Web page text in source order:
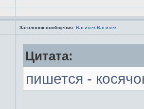
Заголовок сообщения: Василек-Василек
Цитата:
пишется -